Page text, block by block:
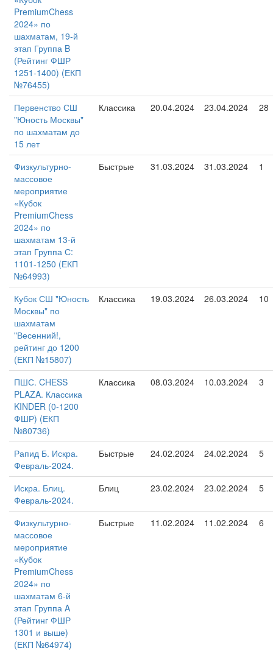
PremiumChess
2024» по
шахматам, 19-й
этап Группа B
(Рейтинг ФШР
1251-1400) (ЕКП
№76455)
Первенство СШ
"Юность Москвы"
по шахматам до
15 лет
Классика 20.04.2024 23.04.2024 28
Физкультурно-
массовое
мероприятие
«Кубок
PremiumChess
2024» по
шахматам 13-й
этап Группа С:
1101-1250 (ЕКП
№64993)
Быстрые 31.03.2024 31.03.2024 1
Кубок СШ "Юность
Москвы" по
шахматам
"Весенний!,
рейтинг до 1200
(ЕКП №15807)
Классика 19.03.2024 26.03.2024 10
ПШС. CHESS
PLAZA. Классика
KINDER (0-1200
ФШР) (ЕКП
№80736)
Классика 08.03.2024 10.03.2024 3
Рапид Б. Искра.
Февраль-2024.
Быстрые 24.02.2024 24.02.2024 5
Искра. Блиц.
Февраль-2024.
Блиц 23.02.2024 23.02.2024 5
Физкультурно-
массовое
мероприятие
«Кубок
PremiumChess
2024» по
шахматам 6-й
этап Группа A
(Рейтинг ФШР
1301 и выше)
(ЕКП №64974)
Быстрые 11.02.2024 11.02.2024 6